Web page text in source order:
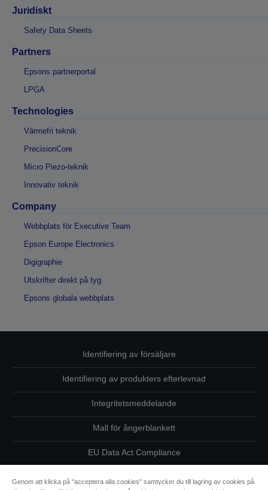
Juridiskt
Safety Data Sheets
Partners
Epsons partnerportal
LPGA
Technologies
Värmefri teknik
PrecisionCore
Micro Piezo-teknik
Innovativ teknik
Company
Webbplats för Executive Team
Epson Europe Electronics
Digigraphie
Utskrifter direkt på tyg
Epsons globala webbplats
Identifiering av försäljare
Identifiering av produkters efterlevnad
Integritetsmeddelande
Mall för ångerblankett
EU Data Act Compliance
Kontakta oss angående dina uppgifter
Genom att klicka på "acceptera alla cookies" samtycker du till lagring av cookies på